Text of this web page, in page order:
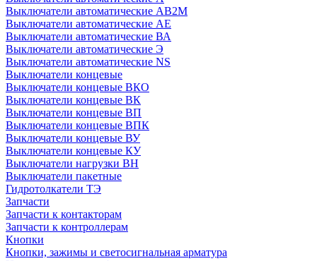
Выключатели автоматические АВ2М
Выключатели автоматические АЕ
Выключатели автоматические ВА
Выключатели автоматические Э
Выключатели автоматические NS
Выключатели концевые
Выключатели концевые ВКО
Выключатели концевые ВК
Выключатели концевые ВП
Выключатели концевые ВПК
Выключатели концевые ВУ
Выключатели концевые КУ
Выключатели нагрузки ВН
Выключатели пакетные
Гидротолкатели ТЭ
Запчасти
Запчасти к контакторам
Запчасти к контроллерам
Кнопки
Кнопки, зажимы и светосигнальная арматура